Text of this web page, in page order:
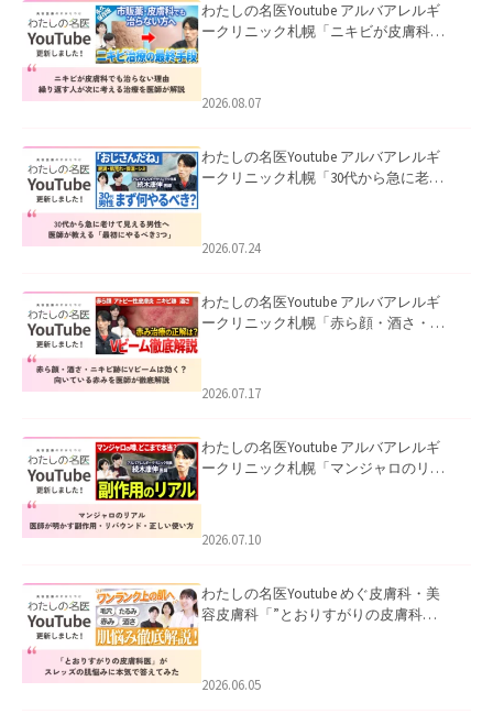
わたしの名医Youtube アルバアレルギ
ークリニック札幌「ニキビが皮膚科で
ました。
2026.08.07
わたしの名医Youtube アルバアレルギ
ークリニック札幌「30代から急に老け
た。
2026.07.24
わたしの名医Youtube アルバアレルギ
ークリニック札幌「赤ら顔・酒さ・ニ
した。
2026.07.17
わたしの名医Youtube アルバアレルギ
ークリニック札幌「マンジャロのリア
た。
2026.07.10
わたしの名医Youtube めぐ皮膚科・美
容皮膚科「”とおりすがりの皮膚科
2026.06.05